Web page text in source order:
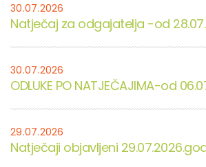
30.07.2026
Natječaj za odgajatelja -od
30.07.2026
ODLUKE PO NATJEČAJIMA-od
29.07.2026
Natječaji objavljeni